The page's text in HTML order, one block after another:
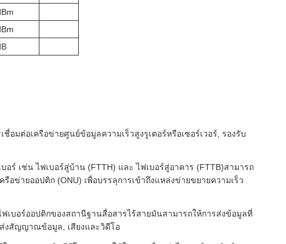
อมต่อเครือข่ายศูนย์ข้อมูลความเร็วสูงรูเตอร์หรือเซอร์เวอร์, รองรับ
อร์ เช่น ไฟเบอร์สู่บ้าน (FTTH) และ ไฟเบอร์สู่อาคาร (FTTB)สามารถ
อข่ายออปติก (ONU) เพื่อบรรลุการเข้าถึงแหล่งข่ายขยายความเร็ว
เบอร์ออปติกของสถานีฐานสื่อสารไร้สายมันสามารถให้การส่งข้อมูลที่
งสัญญาณข้อมูล, เสียงและวิดีโอ